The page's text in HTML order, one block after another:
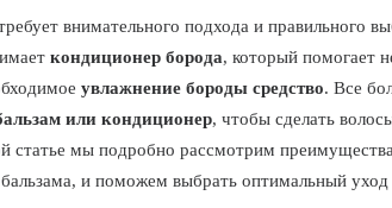
внимательного подхода и правильного
кондиционер борода, который помогает
увлажнение бороды средство. Все
или кондиционер, чтобы сделать
статье мы подробно рассмотрим
и поможем выбрать оптимальный